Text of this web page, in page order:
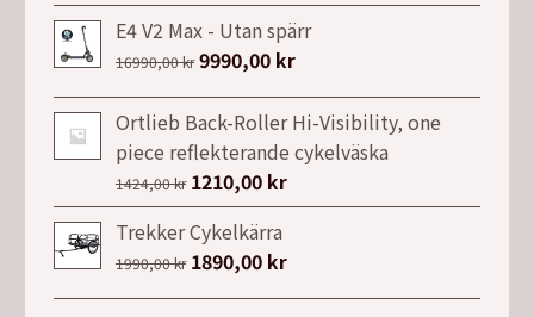
6999,00 kr.5849,00 kr.
priset
var:
priset
E4 V2 Max - Utan spärr
16990,00kr Det
ursprungliga
priset
var:
16990,00 kr.
9990,00 krDet
nuvarande
priset
är:
Ortlieb Back-Roller Hi-Visibility, one
piece reflekterande cykelväska
1424,00kr Det
ursprungliga
priset
var:
1424,00 kr.
1210,00 krDet
nuvarande
är:
1210,00 kr.
Trekker Cykelkärra
1990,00kr Det
ursprungliga
1890,00 krDet
nuvarande